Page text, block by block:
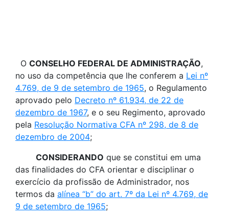
O CONSELHO FEDERAL DE ADMINISTRAÇÃO,
no uso da competência que lhe conferem a Lei nº
4.769, de 9 de setembro de 1965, o Regulamento
aprovado pelo Decreto nº 61.934, de 22 de
dezembro de 1967, e o seu Regimento, aprovado
pela Resolução Normativa CFA nº 298, de 8 de
dezembro de 2004;
CONSIDERANDO que se constitui em uma
das finalidades do CFA orientar e disciplinar o
exercício da profissão de Administrador, nos
termos da alínea “b” do art. 7º da Lei nº 4.769, de
9 de setembro de 1965;